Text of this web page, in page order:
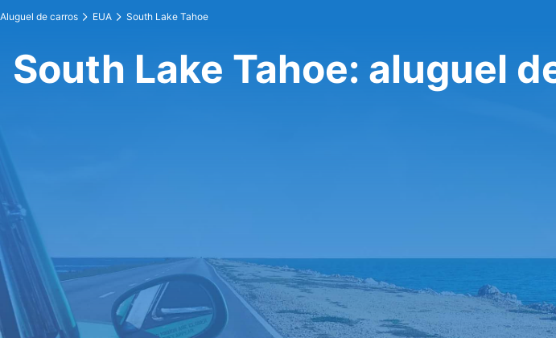
Aluguel de carros EUA South Lake Tahoe
South Lake Tahoe: aluguel